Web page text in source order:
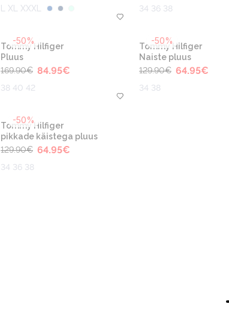
L XL XXXL 34 36 38
-50%
Tommy Hilfiger
Pluus
169.90€ 84.95€
38 40 42
-50%
Tommy Hilfiger
Naiste pluus
129.90€ 64.95€
34 38
-50%
Tommy Hilfiger
pikkade käistega pluus
129.90€ 64.95€
34 36 38